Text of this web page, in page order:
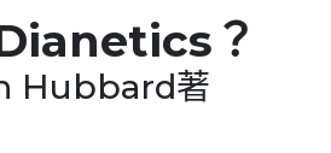
？
Hubbard著